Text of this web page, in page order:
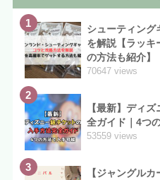
1
シューティング
を解説【ラッキ
の方法も紹介】
70647 views
2
【最新】ディ
全ガイド｜4つ
53559 views
3
【ジャングル